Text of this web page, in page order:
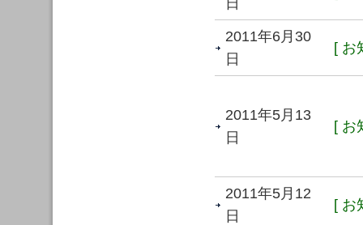
日
2011年6月30
日
[ お
2011年5月13
日
[ お
2011年5月12
日
[ お